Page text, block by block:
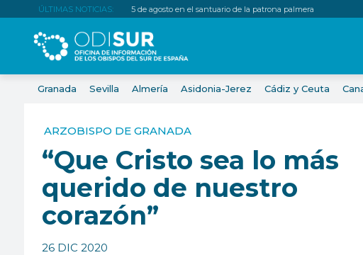
ÚLTIMAS NOTICIAS: 5 de agosto en el santuario de la patrona palmera
Granada Sevilla Almería Asidonia-Jerez Cádiz y Ceuta
ARZOBISPO DE GRANADA
“Que Cristo sea lo más
querido de nuestro
corazón”
26 DIC 2020